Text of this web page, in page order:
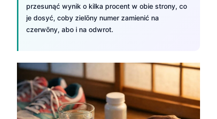
przesunąć wynik o kilka procent w obie strony, co
je dosyć, coby zielōny numer zamienić na
czerwōny, abo i na odwrot.